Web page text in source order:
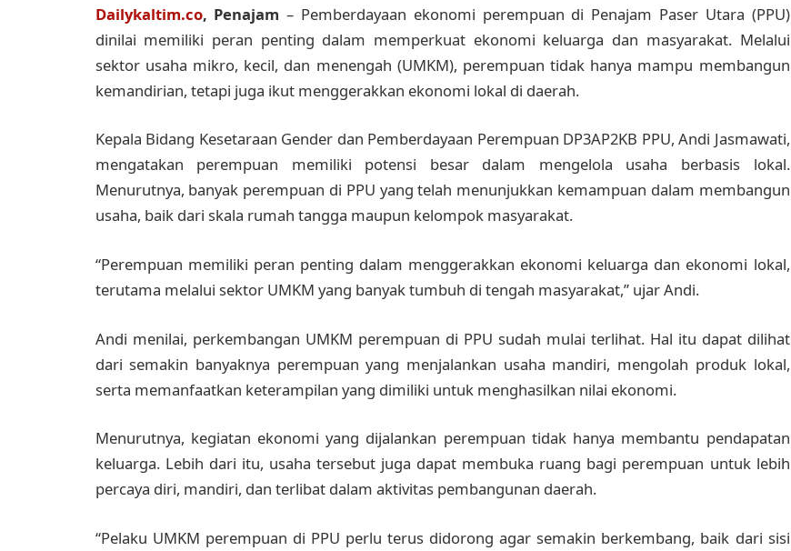
Dailykaltim.co, Penajam – Pemberdayaan ekonomi perempuan di Penajam Paser Utara (PPU)
dinilai memiliki peran penting dalam memperkuat ekonomi keluarga dan masyarakat. Melalui
sektor usaha mikro, kecil, dan menengah (UMKM), perempuan tidak hanya mampu membangun
kemandirian, tetapi juga ikut menggerakkan ekonomi lokal di daerah.
Kepala Bidang Kesetaraan Gender dan Pemberdayaan Perempuan DP3AP2KB PPU, Andi Jasmawati,
mengatakan perempuan memiliki potensi besar dalam mengelola usaha berbasis lokal.
Menurutnya, banyak perempuan di PPU yang telah menunjukkan kemampuan dalam membangun
usaha, baik dari skala rumah tangga maupun kelompok masyarakat.
“Perempuan memiliki peran penting dalam menggerakkan ekonomi keluarga dan ekonomi lokal,
terutama melalui sektor UMKM yang banyak tumbuh di tengah masyarakat,” ujar Andi.
Andi menilai, perkembangan UMKM perempuan di PPU sudah mulai terlihat. Hal itu dapat dilihat
dari semakin banyaknya perempuan yang menjalankan usaha mandiri, mengolah produk lokal,
serta memanfaatkan keterampilan yang dimiliki untuk menghasilkan nilai ekonomi.
Menurutnya, kegiatan ekonomi yang dijalankan perempuan tidak hanya membantu pendapatan
keluarga. Lebih dari itu, usaha tersebut juga dapat membuka ruang bagi perempuan untuk lebih
percaya diri, mandiri, dan terlibat dalam aktivitas pembangunan daerah.
“Pelaku UMKM perempuan di PPU perlu terus didorong agar semakin berkembang, baik dari sisi